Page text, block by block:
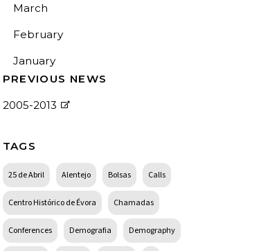
March
February
January
PREVIOUS NEWS
2005-2013
TAGS
25 de Abril Alentejo Bolsas Calls
Centro Histórico de Évora Chamadas
Conferences Demografia Demography